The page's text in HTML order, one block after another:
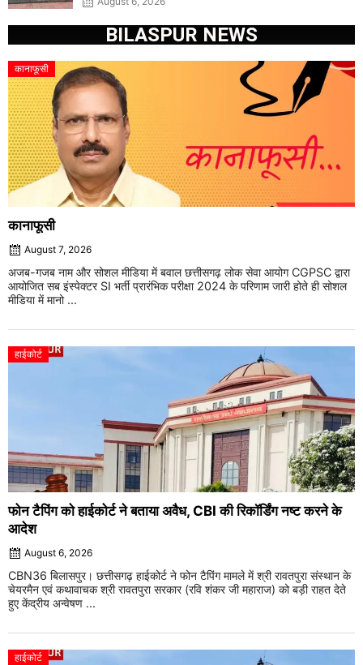
BILASPUR NEWS
कानाफूसी
कानाफूसी
August 7, 2026
अजब-गजब नाम और सोशल मीडिया में बवाल छत्तीसगढ़ लोक सेवा आयोग CGPSC द्वारा
आयोजित सब इंस्पेक्टर SI भर्ती प्रारंभिक परीक्षा 2024 के परिणाम जारी होते ही सोशल
मीडिया में मानो ...
हाईकोर्ट
फोन टैपिंग को हाईकोर्ट ने बताया अवैध, CBI की रिकॉर्डिंग नष्ट करने के
आदेश
August 6, 2026
CBN36 बिलासपुर। छत्तीसगढ़ हाईकोर्ट ने फोन टैपिंग मामले में श्री रावतपुरा संस्थान के
चेयरमैन एवं कथावाचक श्री रावतपुरा सरकार (रवि शंकर जी महाराज) को बड़ी राहत देते
हुए केंद्रीय अन्वेषण ...
हाईकोर्ट